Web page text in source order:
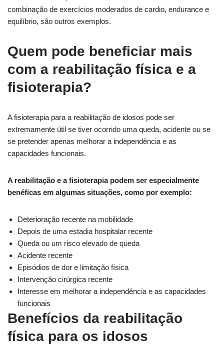
combinação de exercícios moderados de cardio, endurance e
equilíbrio, são outros exemplos.
Quem pode beneficiar mais
com a reabilitação física e a
fisioterapia?
A fisioterapia para a reabilitação de idosos pode ser
extremamente útil se tiver ocorrido uma queda, acidente ou se
se pretender apenas melhorar a independência e as
capacidades funcionais.
A reabilitação e a fisioterapia podem ser especialmente
benéficas em algumas situações, como por exemplo:
Deterioração recente na mobilidade
Depois de uma estadia hospitalar recente
Queda ou um risco elevado de queda
Acidente recente
Episódios de dor e limitação física
Intervenção cirúrgica recente
Interesse em melhorar a independência e as capacidades
funcionais
Benefícios da reabilitação
física para os idosos